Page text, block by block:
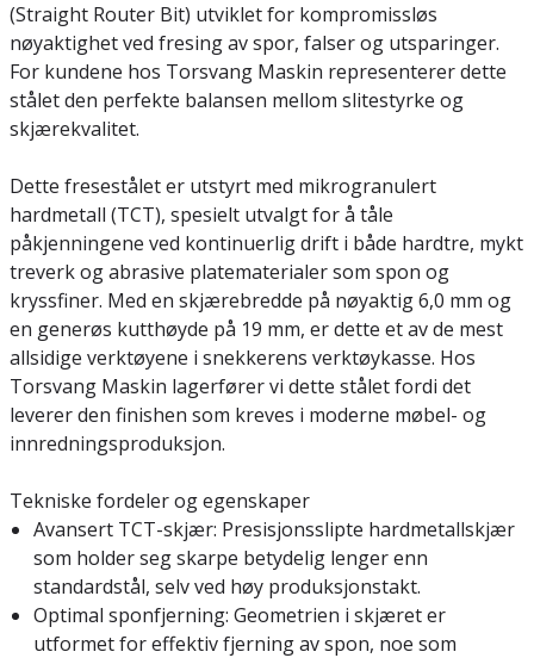
(Straight Router Bit) utviklet for kompromissløs
nøyaktighet ved fresing av spor, falser og utsparinger.
For kundene hos Torsvang Maskin representerer dette
stålet den perfekte balansen mellom slitestyrke og
skjærekvalitet.
Dette fresestålet er utstyrt med mikrogranulert
hardmetall (TCT), spesielt utvalgt for å tåle
påkjenningene ved kontinuerlig drift i både hardtre, mykt
treverk og abrasive platematerialer som spon og
kryssfiner. Med en skjærebredde på nøyaktig 6,0 mm og
en generøs kutthøyde på 19 mm, er dette et av de mest
allsidige verktøyene i snekkerens verktøykasse. Hos
Torsvang Maskin lagerfører vi dette stålet fordi det
leverer den finishen som kreves i moderne møbel- og
innredningsproduksjon.
Tekniske fordeler og egenskaper
Avansert TCT-skjær: Presisjonsslipte hardmetallskjær
som holder seg skarpe betydelig lenger enn
standardstål, selv ved høy produksjonstakt.
Optimal sponfjerning: Geometrien i skjæret er
utformet for effektiv fjerning av spon, noe som